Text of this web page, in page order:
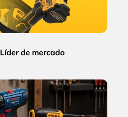
Líder de mercado